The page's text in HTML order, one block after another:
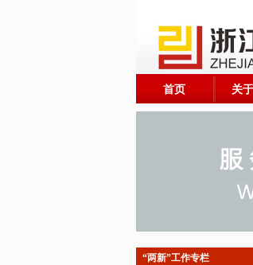
首页 关
“两新”工作专栏